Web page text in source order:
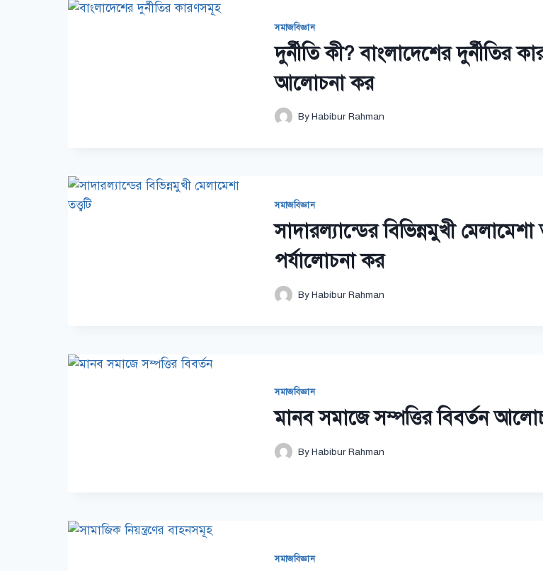
সমাজবিজ্ঞান
দুর্নীতি কী? বাংলাদেশের দুর্নীতির
আলোচনা কর
ByHabibur Rahman
সমাজবিজ্ঞান
সাদারল্যান্ডের বিভিন্নমুখী মেলামেশা
পর্যালোচনা কর
ByHabibur Rahman
সমাজবিজ্ঞান
মানব সমাজে সম্পত্তির বিবর্তন
ByHabibur Rahman
সমাজবিজ্ঞান